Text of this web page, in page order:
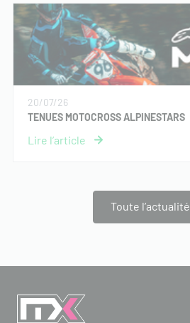
20/07/26
TENUES MOTOCROSS ALPINESTARS
Toute l’actualité